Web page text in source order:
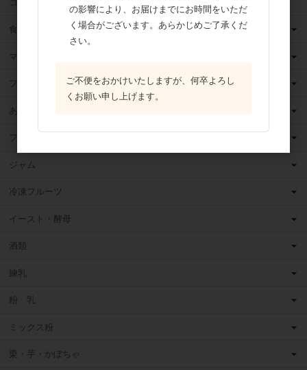
食用油
マーガリン
フィリング
あんこ
フルーツ（果物）缶詰
ジャム
冷凍フルーツ
イースト・酵母
酒類
練乳
粉 乳
ミックス粉
栗・芋・かぼちゃ
の影響により、お届けまでにお時間をいただ
く場合がございます。あらかじめご了承くだ
さい。
ご不便をおかけいたしますが、何卒よろし
くお願い申し上げます。